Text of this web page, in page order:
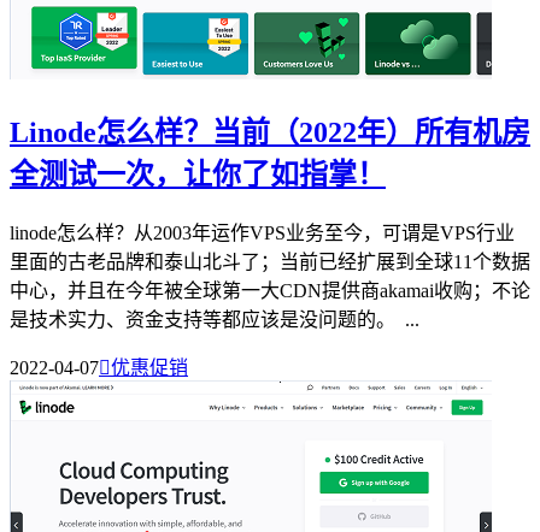
Linode怎么样？当前（2022年）所有机房
全测试一次，让你了如指掌！
linode怎么样？从2003年运作VPS业务至今，可谓是VPS行业
里面的古老品牌和泰山北斗了；当前已经扩展到全球11个数据
中心，并且在今年被全球第一大CDN提供商akamai收购；不论
是技术实力、资金支持等都应该是没问题的。 ...
2022-04-07优惠促销